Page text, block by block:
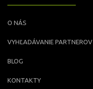
O NÁS
VYHĽADÁVANIE PARTNEROV
BLOG
KONTAKTY